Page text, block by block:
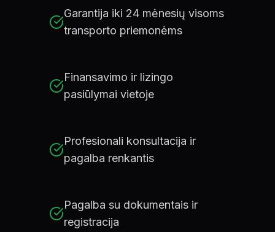
Garantija iki 24 mėnesių visoms
transporto priemonėms
Finansavimo ir lizingo
pasiūlymai vietoje
Profesionali konsultacija ir
pagalba renkantis
Pagalba su dokumentais ir
registracija